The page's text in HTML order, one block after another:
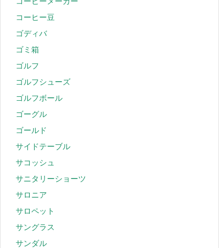
コーヒー豆
ゴディバ
ゴミ箱
ゴルフ
ゴルフシューズ
ゴルフボール
ゴーグル
ゴールド
サイドテーブル
サコッシュ
サニタリーショーツ
サロニア
サロペット
サングラス
サンダル